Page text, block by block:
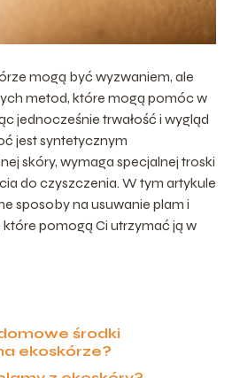
mogą być wyzwaniem, ale
metod, które mogą pomóc w
jednocześnie trwałość i wygląd
jest syntetycznym
skóry, wymaga specjalnej troski
do czyszczenia. W tym artykule
sposoby na usuwanie plam i
pomogą Ci utrzymać ją w
środki
ekoskórze?